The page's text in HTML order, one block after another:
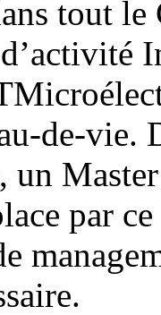
tout
de-vie.
un
par